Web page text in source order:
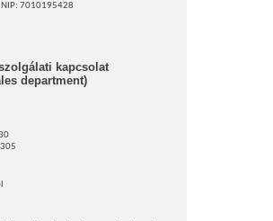
NIP: 7010195428
kapcsolat
department)